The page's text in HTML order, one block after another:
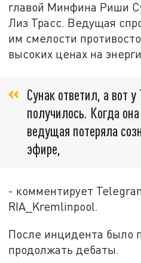
главой Минфина Риши
Лиз Трасс. Ведущая
им смелости
высоких ценах на
Сунак ответил, а вот у
получилось. Когда
ведущая потеряла
эфире,
- комментирует
RIA_Kremlinpool.
После инцидента было
продолжать дебаты.